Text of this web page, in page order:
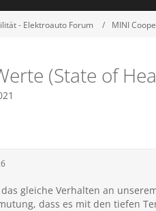
- Elektroauto Forum MINI
(State of
gleiche Verhalten an
dass es mit den tiefen